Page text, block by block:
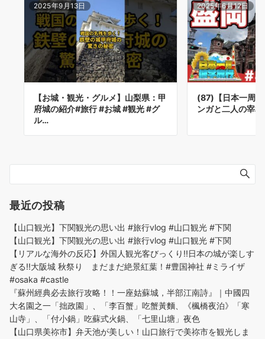
2025年9月13日
【お城・観光・グルメ】山梨県：甲
府城の紹介#旅行 #お城 #観光 #グ
ル…
2025年6月12日
(87)【日本一周
ンガと二人の宰
最近の投稿
【山口観光】下関観光の思い出 #旅行vlog #山口観光 #下関
【山口観光】下関観光の思い出 #旅行vlog #山口観光 #下関
【リアルな海外の反応】外国人観光客びっくり!!日本の城が楽しす
ぎる!!大阪城 秋祭り まだまだ絶景紅葉！#豊国神社 #ミライザ
#osaka #castle
『蘇州經典必去旅行攻略！！一座姑蘇城，半部江南詩』｜中國四
大名園之一「拙政園」、「李百蟹」吃蟹黃麵、《楓橋夜泊》「寒
山寺」、「付小鍋」吃蘇式火鍋、「七里山塘」夜色
【山口県美祢市】弁天池が美しい！山口旅行で美祢市を観光しま